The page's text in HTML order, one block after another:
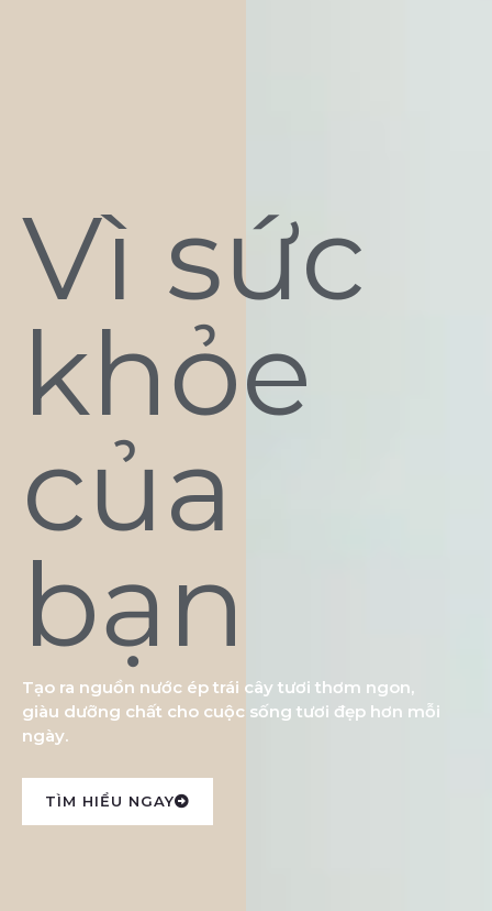
Vì sức
khỏe
của
bạn
Tạo ra nguồn nước ép trái cây tươi thơm ngon,
giàu dưỡng chất cho cuộc sống tươi đẹp hơn mỗi
ngày.
TÌM HIỂU NGAY